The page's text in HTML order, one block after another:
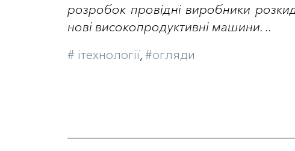
розробок провідні виробники
нові високопродуктивні машини. ..
# iтехнології, #огляди